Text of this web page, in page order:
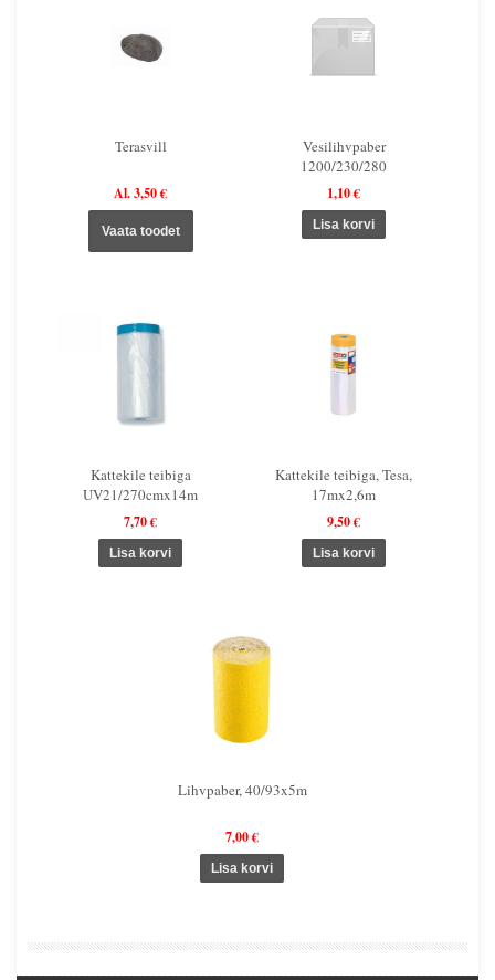
Terasvill
Al. 3,50 €
Vaata toodet
Vesilihvpaber
1200/230/280
1,10 €
Kattekile teibiga
UV21/270cmx14m
7,70 €
Kattekile teibiga, Tesa,
17mx2,6m
9,50 €
Lihvpaber, 40/93x5m
7,00 €